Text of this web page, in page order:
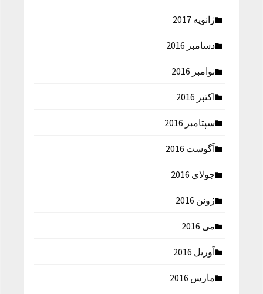
ژانویه 2017
دسامبر 2016
نوامبر 2016
اکتبر 2016
سپتامبر 2016
آگوست 2016
جولای 2016
ژوئن 2016
می 2016
آوریل 2016
مارس 2016